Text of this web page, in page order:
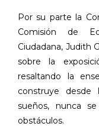
Por su parte la
Comisión de
Ciudadana, Judith
sobre la
resaltando la
construye
sueños, nunca
obstáculos.